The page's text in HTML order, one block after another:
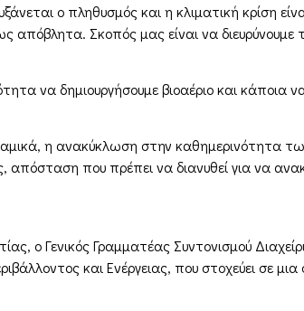
ο πληθυσμός και η κλιματική κρίση
απόβλητα. Σκοπός μας είναι να διευρύνουμε
να δημιουργήσουμε βιοαέριο και κάποια
η ανακύκλωση στην καθημερινότητα
απόσταση που πρέπει να διανυθεί για να
ο Γενικός Γραμματέας Συντονισμού
και Ενέργειας, που στοχεύει σε